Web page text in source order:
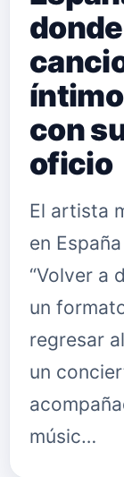
con
oficio
El artista
en
“Volver a
un
regresar
un
músic…